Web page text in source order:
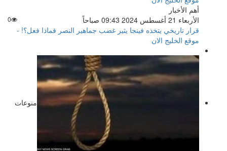
أهم الأخبار
الأربعاء 21 أغسطس 2024 09:43 صباحاً
0
قرار تاريخي يتخذه فينجا يثير غضب جماهير النصر فماذا فعل؟! -
موقع الخليج الان
منوعات